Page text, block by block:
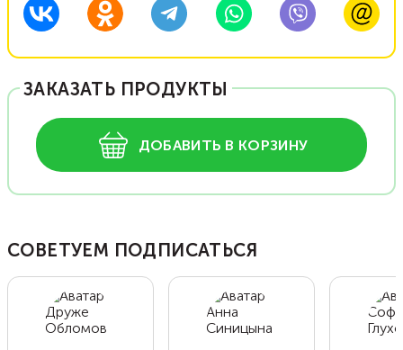
ЗАКАЗАТЬ ПРОДУКТЫ
ДОБАВИТЬ В КОРЗИНУ
СОВЕТУЕМ ПОДПИСАТЬСЯ